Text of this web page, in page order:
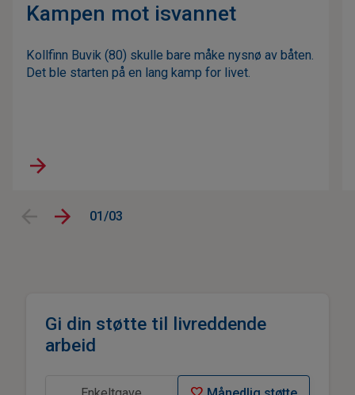
Kampen mot isvannet
Kollfinn Buvik (80) skulle bare måke nysnø av båten.
Det ble starten på en lang kamp for livet.
01/03
Gi din støtte til livreddende
arbeid